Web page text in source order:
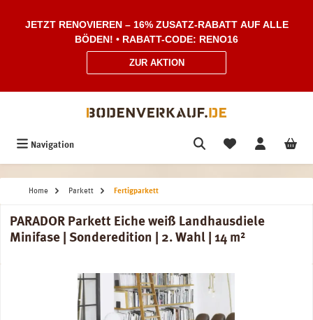
JETZT RENOVIEREN – 16% ZUSATZ-RABATT AUF ALLE
BÖDEN! • RABATT-CODE: RENO16
ZUR AKTION
Navigation
Home Parkett Fertigparkett
PARADOR Parkett Eiche weiß Landhausdiele
Minifase | Sonderedition | 2. Wahl | 14 m²
Bildergalerie überspringen